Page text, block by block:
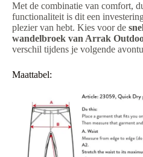
Met de combinatie van comfort,
functionaliteit is dit een
plezier van hebt. Kies voor de
wandelbroek van Arrak
verschil tijdens je volgende
Maattabel: